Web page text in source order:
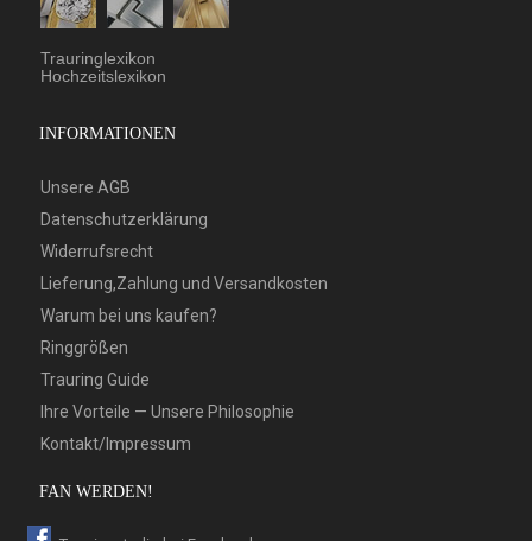
Trauringlexikon
Hochzeitslexikon
INFORMATIONEN
Unsere AGB
Datenschutzerklärung
Widerrufsrecht
Lieferung,Zahlung und Versandkosten
Warum bei uns kaufen?
Ringgrößen
Trauring Guide
Ihre Vorteile — Unsere Philosophie
Kontakt/Impressum
FAN WERDEN!